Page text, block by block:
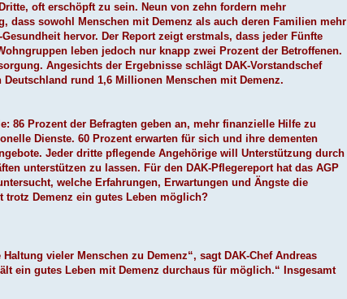
oft erschöpft zu sein. Neun von zehn fordern mehr
dass sowohl Menschen mit Demenz als auch deren Familien mehr
hervor. Der Report zeigt erstmals, dass jeder Fünfte
leben jedoch nur knapp zwei Prozent der Betroffenen.
Angesichts der Ergebnisse schlägt DAK-Vorstandschef
rund 1,6 Millionen Menschen mit Demenz.
86 Prozent der Befragten geben an, mehr finanzielle Hilfe zu
Dienste. 60 Prozent erwarten für sich und ihre dementen
Jeder dritte pflegende Angehörige will Unterstützung durch
unterstützen zu lassen. Für den DAK-Pflegereport hat das AGP
welche Erfahrungen, Erwartungen und Ängste die
trotz Demenz ein gutes Leben möglich?
vieler Menschen zu Demenz“, sagt DAK-Chef Andreas
ein gutes Leben mit Demenz durchaus für möglich.“ Insgesamt